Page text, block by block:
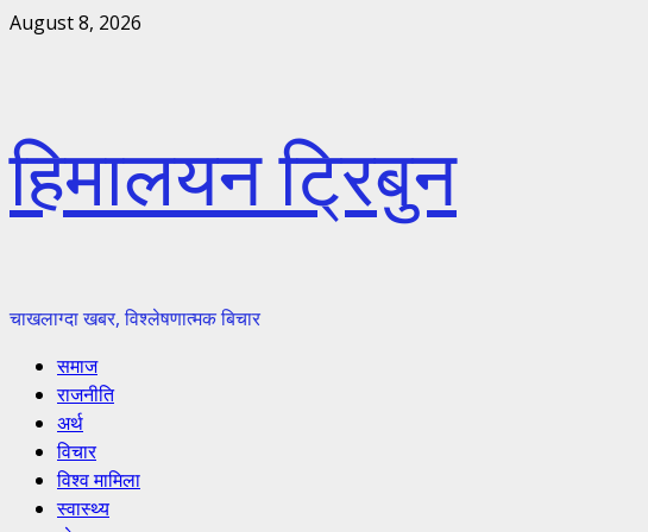
Skip
August 8, 2026
हिमालयन ट्रिबुन
चाखलाग्दा खबर, विश्लेषणात्मक बिचार
Primary
Menu
समाज
राजनीति
अर्थ
विचार
विश्व मामिला
स्वास्थ्य